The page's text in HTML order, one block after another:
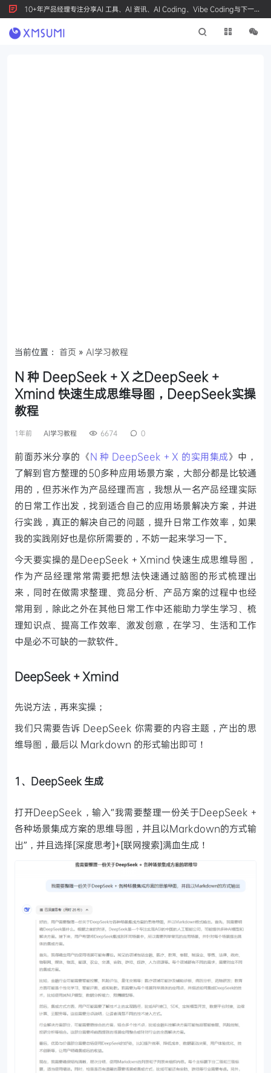
10+年产品经理专注分享AI 工具、AI 资讯、AI Coding、Vibe Coding与下一代
产品创新，按 Ctrl+D 收藏我们
当前位置： 首页 » AI学习教程
N 种 DeepSeek + X 之DeepSeek +
Xmind 快速生成思维导图，DeepSeek实操
教程
1年前 AI学习教程 6674 0
前面苏米分享的《N 种 DeepSeek + X 的实用集成》中，
了解到官方整理的50多种应用场景方案，大部分都是比较通
用的，但苏米作为产品经理而言，我想从一名产品经理实际
的日常工作出发，找到适合自己的应用场景解决方案，并进
行实践，真正的解决自己的问题，提升日常工作效率，如果
我的实践刚好也是你所需要的，不妨一起来学习一下。
今天要实操的是DeepSeek + Xmind 快速生成思维导图，
作为产品经理常常需要把想法快速通过脑图的形式梳理出
来，同时在做需求整理、竞品分析、产品方案的过程中也经
常用到，除此之外在其他日常工作中还能助力学生学习、梳
理知识点、提高工作效率、激发创意，在学习、生活和工作
中是必不可缺的一款软件。
DeepSeek + Xmind
先说方法，再来实操；
我们只需要告诉 DeepSeek 你需要的内容主题，产出的思
维导图，最后以 Markdown 的形式输出即可！
1、DeepSeek 生成
打开DeepSeek，输入“我需要整理一份关于DeepSeek +
各种场景集成方案的思维导图，并且以Markdown的方式输
出”，并且选择[深度思考]+[联网搜索]满血生成！